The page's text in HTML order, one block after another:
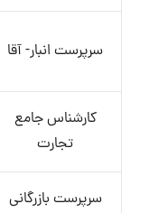
سرپرست انبار- آقا
کارشناس جامع
تجارت
سرپرست بازرگانی